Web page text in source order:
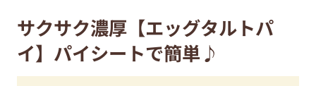
サクサク濃厚【エッグタルトパ
イ】パイシートで簡単♪